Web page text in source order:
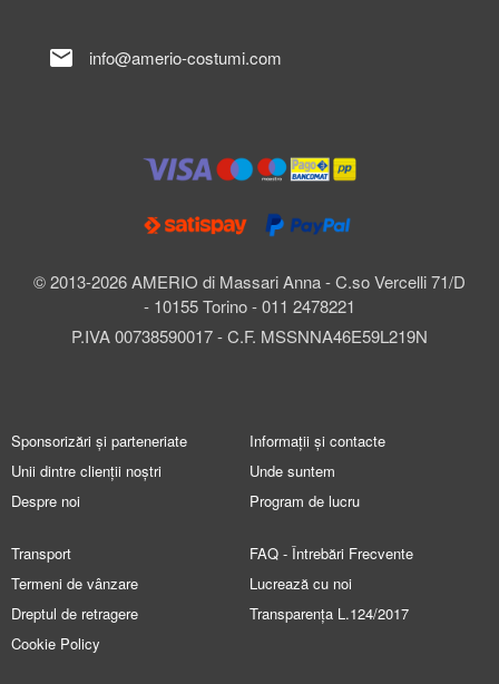
© 2013-2026 AMERIO di Massari Anna - C.so Vercelli 71/D
- 10155 Torino - 011 2478221
P.IVA 00738590017 - C.F. MSSNNA46E59L219N
mail info@amerio-costumi.com
Sponsorizări și parteneriate
Unii dintre clienții noștri
Despre noi
Informații și contacte
Unde suntem
Program de lucru
Transport
Termeni de vânzare
Dreptul de retragere
Cookie Policy
FAQ - Întrebări Frecvente
Lucrează cu noi
Transparența L.124/2017